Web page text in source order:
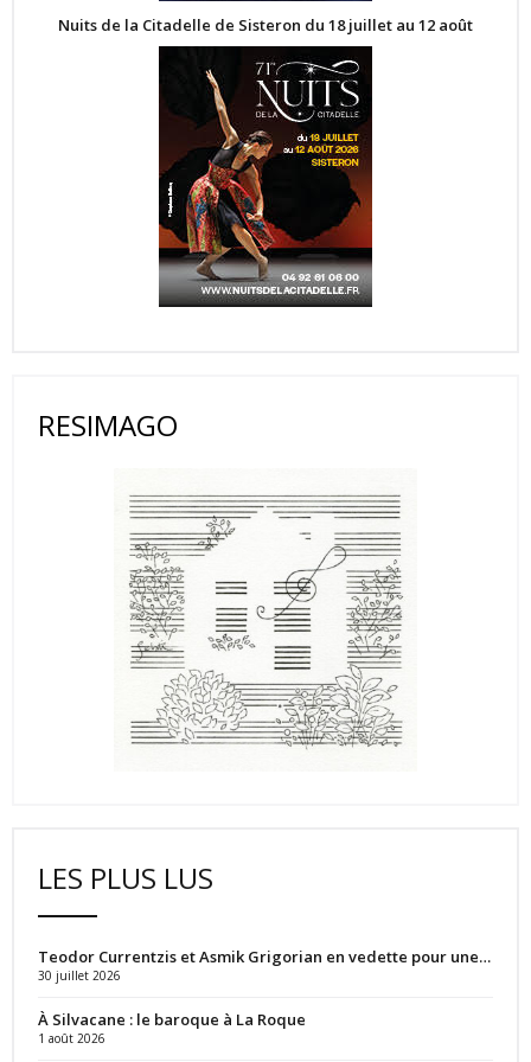
Nuits de la Citadelle de Sisteron du 18 juillet au 12 août
RESIMAGO
LES PLUS LUS
Teodor Currentzis et Asmik Grigorian en vedette pour une…
30 juillet 2026
À Silvacane : le baroque à La Roque
1 août 2026